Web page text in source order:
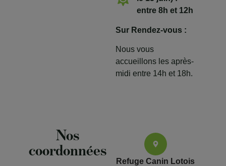
entre 8h et 12h
Sur Rendez-vous :
Nous vous
accueillons les après-
midi entre 14h et 18h.
Nos
coordonnées
Refuge Canin Lotois